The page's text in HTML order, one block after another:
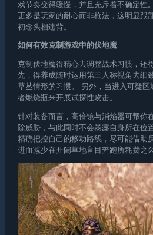
戏节奏变得缓慢，并且充斥着不确定性
更多是玩家的耐心而非枪法，这明显跟
初念头相违背。
如何有效克制游戏中的伏地魔
克制伏地魔得精心去调整战术习惯，还
先，得养成随时运用第三人称视角去细
草丛情形的习惯。 另外，当进入可疑
者燃烧瓶来开展试探性攻击。
针对装备而言，高倍镜与消焰器可帮你
除威胁，与此同时不会暴露自身所在位
精确把控自己的移动路线，尽可能借助
进而减少在开阔草地盲目奔跑所耗费之久